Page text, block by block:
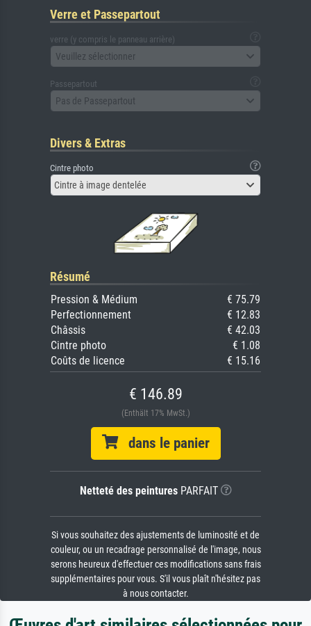
Verre et Passepartout
verre (y compris le panneau arrière)
Veuillez sélectionner
Passepartout
Pas de Passepartout
Divers & Extras
Cintre photo
Cintre à image dentelée
Résumé
Pression & Médium
€ 75.79
Perfectionnement
€ 12.83
Châssis
€ 42.03
Cintre photo
€ 1.08
Coûts de licence
€ 15.16
€ 146.89
(Enthält 17% MwSt.)
dans le panier
Netteté des peinturesPARFAIT
Si vous souhaitez des ajustements de luminosité et de
couleur, ou un recadrage personnalisé de l'image, nous
serons heureux d'effectuer ces modifications sans frais
supplémentaires pour vous. S'il vous plaît n'hésitez pas
à nous contacter.